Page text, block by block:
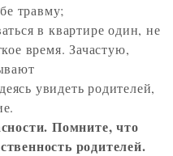
травму;
в квартире один, не
время. Зачастую,
увидеть родителей,
Помните, что
родителей.